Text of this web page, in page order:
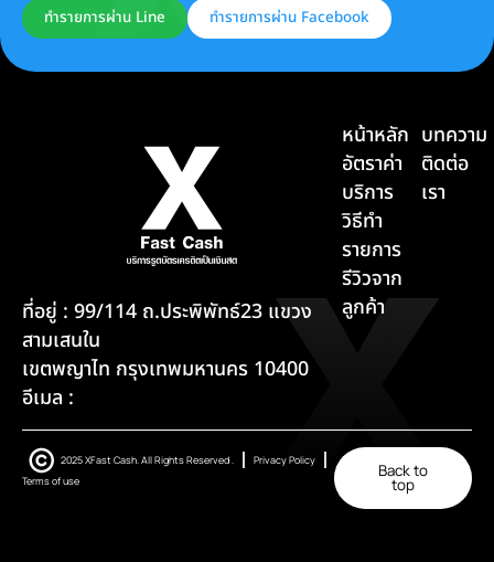
ทำรายการผ่าน Line ทำรายการผ่าน Facebook
ที่อยู่ : 99/114 ถ.ประพิพัทธ์23 แขวง
สามเสนใน
เขตพญาไท กรุงเทพมหานคร 10400
อีเมล :
หน้าหลัก
อัตราค่า
บริการ
วิธีทำ
รายการ
รีวิวจาก
ลูกค้า
บทความ
ติดต่อ
เรา
2025 XFast Cash. All Rights Reserved .
Privacy Policy
Terms of use
Back to
top